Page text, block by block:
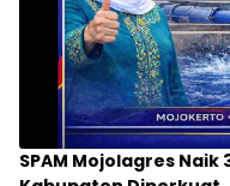
SPAM Mojolagres